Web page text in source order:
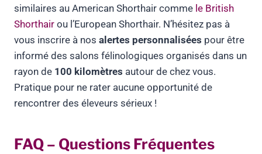
similaires au American Shorthair comme le British
Shorthair ou l’European Shorthair. N’hésitez pas à
vous inscrire à nos alertes personnalisées pour être
informé des salons félinologiques organisés dans un
rayon de 100 kilomètres autour de chez vous.
Pratique pour ne rater aucune opportunité de
rencontrer des éleveurs sérieux !
FAQ – Questions Fréquentes